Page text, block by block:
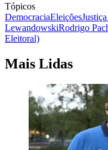
Tópicos
DemocraciaEleições
LewandowskiRodrigo
Eleitoral)
Mais Lidas